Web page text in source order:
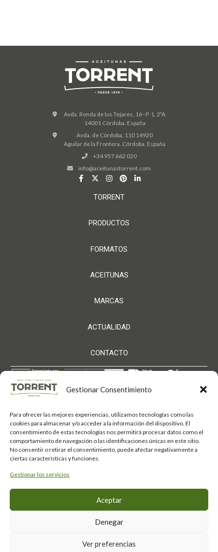
Gestionar Consentimiento
Para ofrecer las mejores experiencias, utilizamos tecnologías como las
cookies para almacenar y/o acceder a la información del dispositivo. El
consentimiento de estas tecnologías nos permitirá procesar datos como el
comportamiento de navegación o las identificaciones únicas en este sitio.
No consentir o retirar el consentimiento, puede afectar negativamente a
ciertas características y funciones.
Gestionar los servicios
Aceptar
Denegar
Ver preferencias
Avda. Ronda de los Tejares, 16 · P. 1, 2ºA
14001 Córdoba. España
Avda. de Córdoba, 110 14920
Aguilar de la Frontera. Córdoba. España
+34 957 662 020
info@aceitunastorrent.com
TORRENT
PRODUCTOS
FORMATOS
ACEITUNAS
MARCAS
ACTUALIDAD
CONTACTO
Aceitunas Torrent S.L. ha sido beneficiaria de Fondos
Europeos, cuyo objetivo es el refuerzo del crecimiento
sostenible y la competitividad de las PYMES, y
gracias al cual ha puesto en marcha un Plan de
Acción con el objetivo de mejorar su competitividad
mediante la transformación digital, la promoción
online y el comercio electrónico en mercados
contado con el apoyo del Programa Xpande Digital
Desarrollo Regional
Aviso Legal·Política de Cookies ·
Condiciones generales venta
Desarrollasmalldev.es